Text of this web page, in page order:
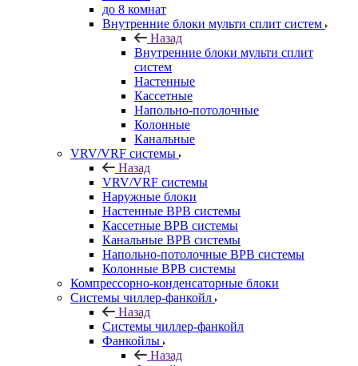
до 8 комнат
Внутренние блоки мульти сплит систем
Назад
Внутренние блоки мульти сплит
систем
Настенные
Кассетные
Напольно-потолочные
Колонные
Канальные
VRV/VRF системы
Назад
VRV/VRF системы
Наружные блоки
Настенные ВРВ системы
Кассетные ВРВ системы
Канальные ВРВ системы
Напольно-потолочные ВРВ системы
Колонные ВРВ системы
Компрессорно-конденсаторные блоки
Системы чиллер-фанкойл
Назад
Системы чиллер-фанкойл
Фанкойлы
Назад